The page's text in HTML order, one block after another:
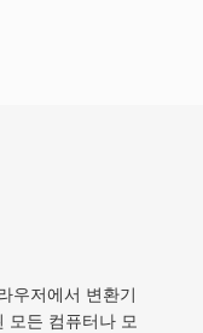
우저에서 변환기
모든 컴퓨터나 모